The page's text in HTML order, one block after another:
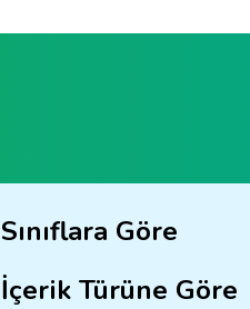
Sınıflara Göre
İçerik Türüne Göre